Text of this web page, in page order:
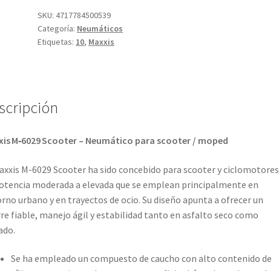
-
10
56J
SKU:4717784500539
Categoría: Neumáticos
Etiquetas: 10, Maxxis
M‑6029 Scooter – Neumático para scooter / moped
M-6029 Scooter ha sido concebido para scooter y ciclomotores
moderada a elevada que se emplean principalmente en
urbano y en trayectos de ocio. Su diseño apunta a ofrecer un
fiable, manejo ágil y estabilidad tanto en asfalto seco como
Se ha empleado un compuesto de caucho con alto contenido de